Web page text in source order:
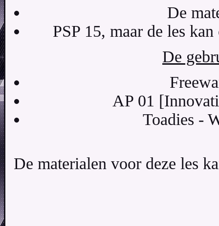
De
PSP 15, maar de les
De
AP 01
Toadies -
De materialen voor deze les